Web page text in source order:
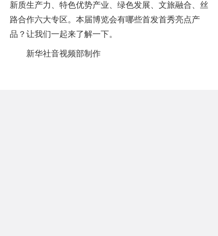
新质生产力、特色优势产业、绿色发展、文旅融合、丝
路合作六大专区。本届博览会有哪些首发首秀亮点产
品？让我们一起来了解一下。
新华社音视频部制作